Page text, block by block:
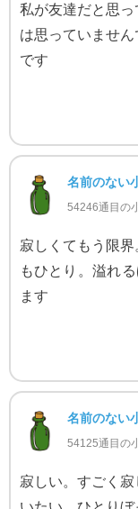
私が友達だと思
は思っていませ
です
名前のない
54246通目の
寂しくてもう限
もひとり。溢れ
ます
名前のない
54125通目の
寂しい。すごく